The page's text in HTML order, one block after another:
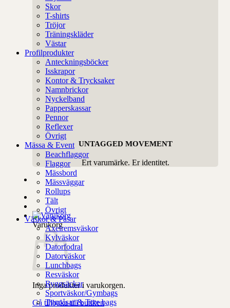
UNTAGGED MOVEMENT
Ert varumärke. Er identitet.
Varukorg
Inga produkter i varukorgen.
Gå tillbaka till butiken
Skor
T-shirts
Tröjor
Träningskläder
Västar
Profilprodukter
Anteckningsböcker
Isskrapor
Kontor & Trycksaker
Namnbrickor
Nyckelband
Papperskassar
Pennor
Reflexer
Övrigt
Mässa & Event
Beachflaggor
Flaggor
Mässbord
Mässväggar
Rollups
Tält
Övrigt
Väskor & Påsar
Axelremsväskor
Kylväskor
Datorfodral
Datorväskor
Lunchbags
Resväskor
Ryggsäckar
Sportväskor/Gymbags
Tygpåsar & Tote bags